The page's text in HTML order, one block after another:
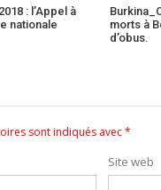
: l’Appel à
nationale
morts à
d’obus.
sont indiqués avec*
Site web